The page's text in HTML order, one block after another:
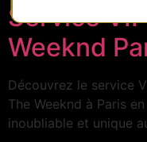
Service
Weeknd
Découvrez le service
The Weeknd à Paris
inoubliable et unique